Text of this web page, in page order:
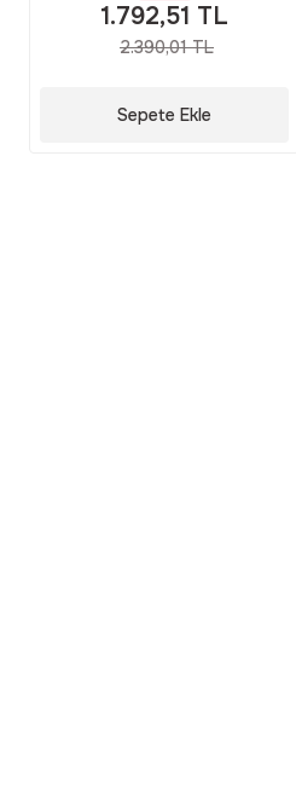
1.792,51 TL
2.390,01 TL
Sepete Ekle